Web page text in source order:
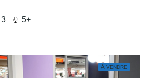
3 5+
À VENDRE